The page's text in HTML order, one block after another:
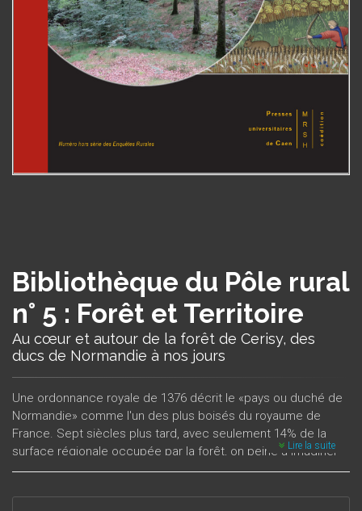
Bibliothèque du Pôle rural
n° 5 : Forêt et Territoire
Au cœur et autour de la forêt de Cerisy, des
ducs de Normandie à nos jours
Une ordonnance royale de 1376 décrit le «pays ou duché de
Normandie» comme l'un des plus boisés du royaume de
France. Sept siècles plus tard, avec seulement 14% de la
surface régionale occupée par la forêt, on peine à imaginer
l’importance d’un couvert forestier qui s’est érodé au fil de
Lire la suite